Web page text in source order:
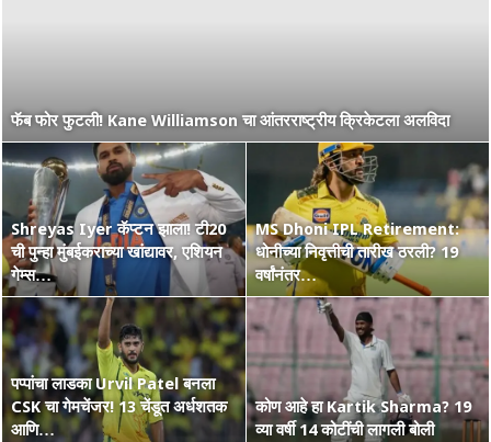
फॅब फोर फुटली! Kane Williamson चा आंतरराष्ट्रीय क्रिकेटला अलविदा
Shreyas Iyer कॅप्टन झाला! टी20
ची पुन्हा मुंबईकराच्या खांद्यावर, एशियन
गेम्स…
MS Dhoni IPL Retirement:
धोनीच्या निवृत्तीची तारीख ठरली? 19
वर्षांनंतर…
पप्पांचा लाडका Urvil Patel बनला
CSK चा गेमचेंजर! 13 चेंडूत अर्धशतक
आणि…
कोण आहे हा Kartik Sharma? 19
व्या वर्षी 14 कोटींची लागली बोली
मेहनत आणि CSK चा विश्वास…
कोण हा Raghu Sharma? वय 33,
कृष्णभक्त, शेन वॉर्न आणि बरंच काही
वंडर बॉय Vaibhav Suryavanshi
चा आणखी एक शतकी धमाका! 36 चेंडूत
…
सरपंच श्रेयसच्या Punjab Kings चा
वर्ल्ड रेकॉर्ड! दिल्लीविरूद्ध चेस केले 264
Australia Retain The Ashes
2025-2026